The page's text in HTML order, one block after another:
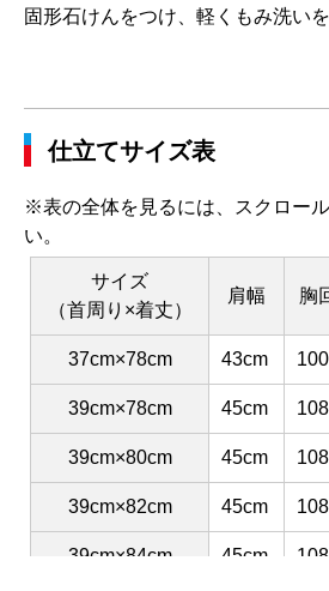
固形石けんをつけ、軽くもみ洗い
仕立てサイズ表
※表の全体を見るには、スクロー
い。
サイズ
（首周り×着丈）
肩幅 胸
37cm×78cm 43cm
39cm×78cm 45cm
39cm×80cm 45cm
39cm×82cm 45cm
39cm×84cm 45cm